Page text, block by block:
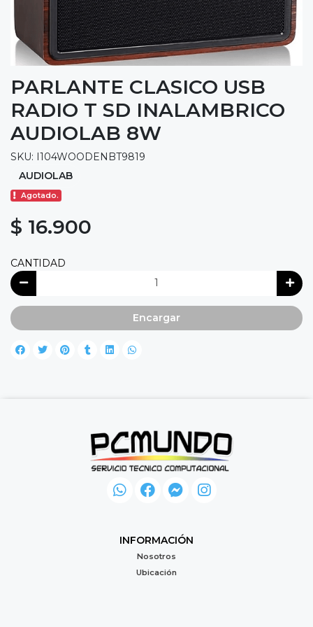
PARLANTE CLASICO USB
RADIO T SD INALAMBRICO
AUDIOLAB 8W
SKU: I104WOODENBT9819
AUDIOLAB
Agotado.
$ 16.900
CANTIDAD
Encargar
INFORMACIÓN
Nosotros
Ubicación